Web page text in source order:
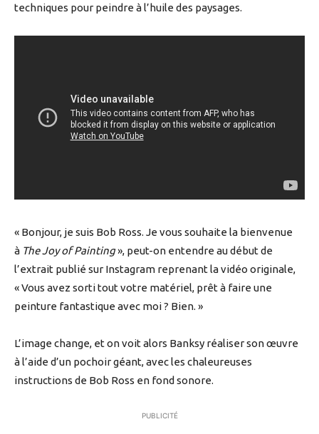
techniques pour peindre à l’huile des paysages.
« Bonjour, je suis Bob Ross. Je vous souhaite la bienvenue
à The Joy of Painting», peut-on entendre au début de
l’extrait publié sur Instagram reprenant la vidéo originale,
« Vous avez sorti tout votre matériel, prêt à faire une
peinture fantastique avec moi ? Bien. »
L’image change, et on voit alors Banksy réaliser son œuvre
à l’aide d’un pochoir géant, avec les chaleureuses
instructions de Bob Ross en fond sonore.
PUBLICITÉ